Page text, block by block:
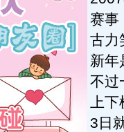
赛事
古力
新年
不过
上下
3日